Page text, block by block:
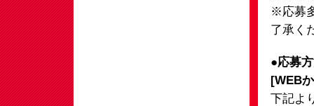
※応募
了承く
●応募
[WEB
下記よ